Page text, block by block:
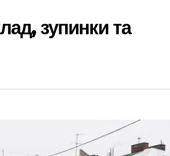
зупинки та